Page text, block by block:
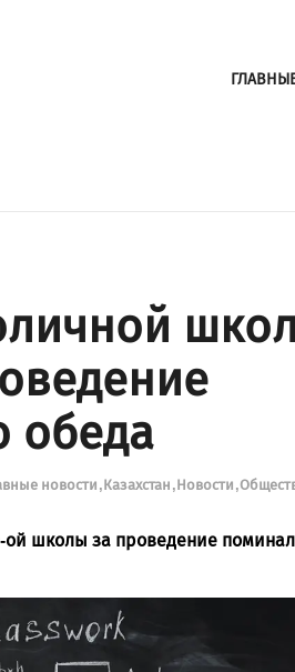
обеда
новости Казахстан Новости
ой школы за проведение